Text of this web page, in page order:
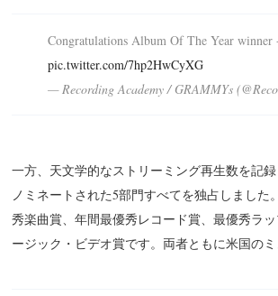
Congratulations Album Of The Year winner
pic.twitter.com/7hp2HwCyXG
— Recording Academy / GRAMMYs
一方、天文学的なストリーミング再生数を記
ノミネートされた5部門すべてを独占しまし
秀楽曲賞、年間最優秀レコード賞、最優秀ラ
ージック・ビデオ賞です。両者ともに米国の